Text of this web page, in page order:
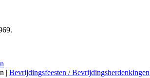
| Bevrijdingsfeesten / Bevrijdingsherdenkingen